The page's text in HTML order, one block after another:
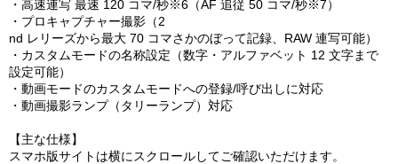
・高速連写 最速 120 コマ/秒※6（AF 追従 50 コマ/秒※7）
・プロキャプチャー撮影（2
nd レリーズから最大 70 コマさかのぼって記録、RAW 連写可能）
・カスタムモードの名称設定（数字・アルファベット 12 文字まで
設定可能）
・動画モードのカスタムモードへの登録/呼び出しに対応
・動画撮影ランプ（タリーランプ）対応
【主な仕様】
スマホ版サイトは横にスクロールしてご確認いただけます。